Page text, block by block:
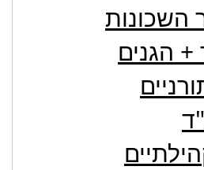
השכונות
הגנים